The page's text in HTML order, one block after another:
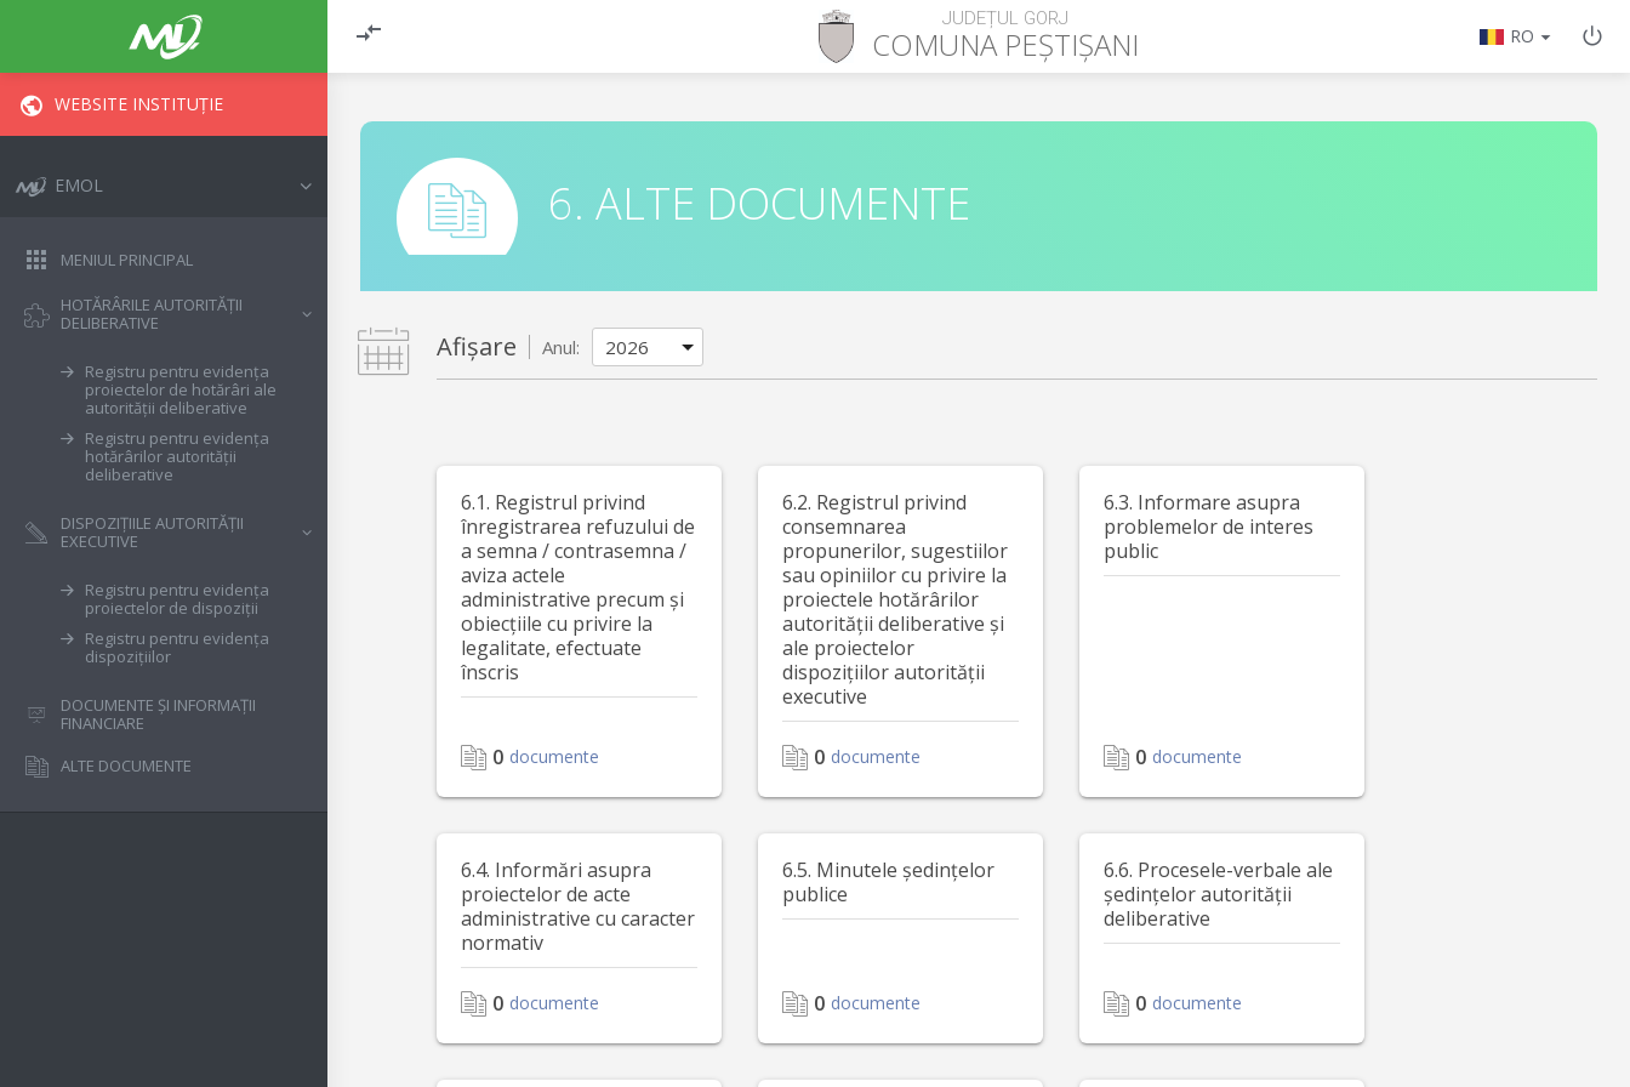
JUDEȚUL GORJ
COMUNA PEȘTIȘANI RO
WEBSITE INSTITUȚIE
EMOL
MENIUL PRINCIPAL
HOTĂRÂRILE AUTORITĂȚII
DELIBERATIVE
Registru pentru evidența
proiectelor de hotărâri ale
autorității deliberative
Registru pentru evidența
hotărârilor autorității
deliberative
DISPOZIȚIILE AUTORITĂȚII
EXECUTIVE
Registru pentru evidența
proiectelor de dispoziții
Registru pentru evidența
dispozițiilor
DOCUMENTE ȘI INFORMAȚII
FINANCIARE
ALTE DOCUMENTE
6. ALTE DOCUMENTE
Afișare Anul:
6.1. Registrul privind
înregistrarea refuzului de
a semna / contrasemna /
aviza actele
administrative precum și
obiecțiile cu privire la
legalitate, efectuate
înscris
0 documente
6.2. Registrul privind
consemnarea
propunerilor, sugestiilor
sau opiniilor cu privire la
proiectele hotărârilor
autorității deliberative și
ale proiectelor
dispozițiilor autorității
executive
0 documente
6.3. Informare asupra
problemelor de interes
public
0 documente
6.4. Informări asupra
proiectelor de acte
administrative cu caracter
normativ
0 documente
6.5. Minutele ședințelor
publice
0 documente
6.6. Procesele-verbale ale
ședințelor autorității
deliberative
0 documente